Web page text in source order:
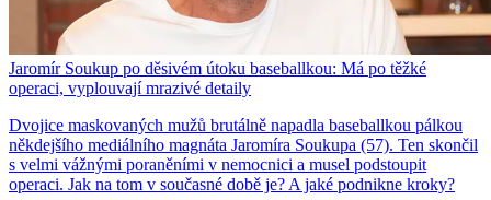
Jaromír Soukup po děsivém útoku baseballkou: Má po těžké
operaci, vyplouvají mrazivé detaily
Dvojice maskovaných mužů brutálně napadla baseballkou pálkou
někdejšího mediálního magnáta Jaromíra Soukupa (57). Ten skončil
s velmi vážnými poraněními v nemocnici a musel podstoupit
operaci. Jak na tom v současné době je? A jaké podnikne kroky?